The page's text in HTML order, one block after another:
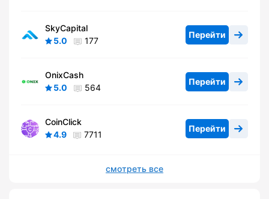
SkyCapital
5.0
177
Перейти
OnixCash
5.0
564
Перейти
CoinClick
4.9
7711
Перейти
смотреть все